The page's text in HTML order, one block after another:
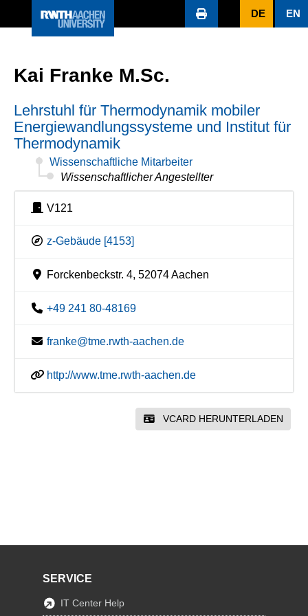
DE EN
Kai Franke M.Sc.
Lehrstuhl für Thermodynamik mobiler
Energiewandlungssysteme und Institut für
Thermodynamik
Wissenschaftliche Mitarbeiter
Wissenschaftlicher Angestellter
V121
z-Gebäude [4153]
Forckenbeckstr. 4, 52074 Aachen
+49 241 80-48169
franke@tme.rwth-aachen.de
http://www.tme.rwth-aachen.de
VCARD HERUNTERLADEN
SERVICE
IT Center Help